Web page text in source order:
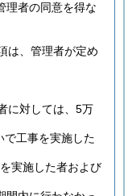
理者の同意を得な
は、管理者が定め
に対しては、5万
で工事を実施した
実施した者および